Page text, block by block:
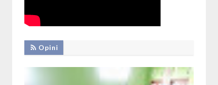
Opini